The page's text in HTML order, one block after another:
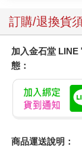
訂購/退換貨
加入金石堂 LINE
態：
商品運送說明：